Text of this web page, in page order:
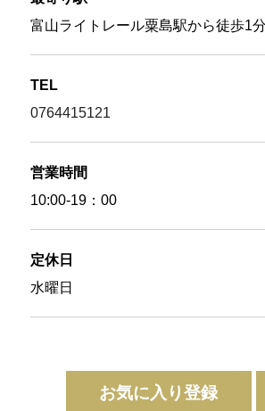
富山ライトレール粟島駅から徒歩1分
TEL
0764415121
営業時間
10:00-19：00
定休日
水曜日
お気に入り登録